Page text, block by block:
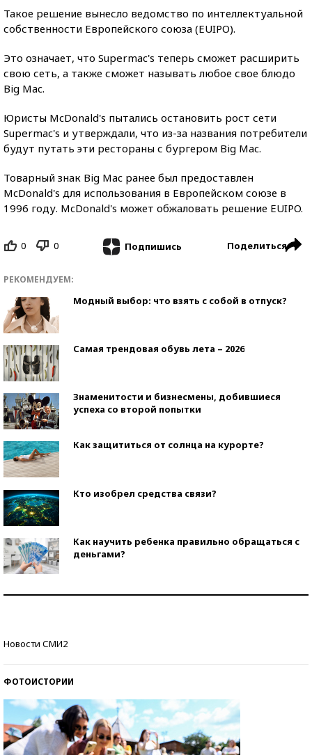
Такое решение вынесло ведомство по интеллектуальной
собственности Европейского союза (EUIPO).
Это означает, что Supermac's теперь сможет расширить
свою сеть, а также сможет называть любое свое блюдо
Big Mac.
Юристы McDonald's пытались остановить рост сети
Supermac's и утверждали, что из-за названия потребители
будут путать эти рестораны с бургером Big Mac.
Товарный знак Big Mac ранее был предоставлен
McDonald's для использования в Европейском союзе в
1996 году. McDonald's может обжаловать решение EUIPO.
0 0 Подпишись Поделиться
РЕКОМЕНДУЕМ:
Модный выбор: что взять с собой в отпуск?
Самая трендовая обувь лета – 2026
Знаменитости и бизнесмены, добившиеся
успеха со второй попытки
Как защититься от солнца на курорте?
Кто изобрел средства связи?
Как научить ребенка правильно обращаться с
деньгами?
Новости СМИ2
ФОТОИСТОРИИ